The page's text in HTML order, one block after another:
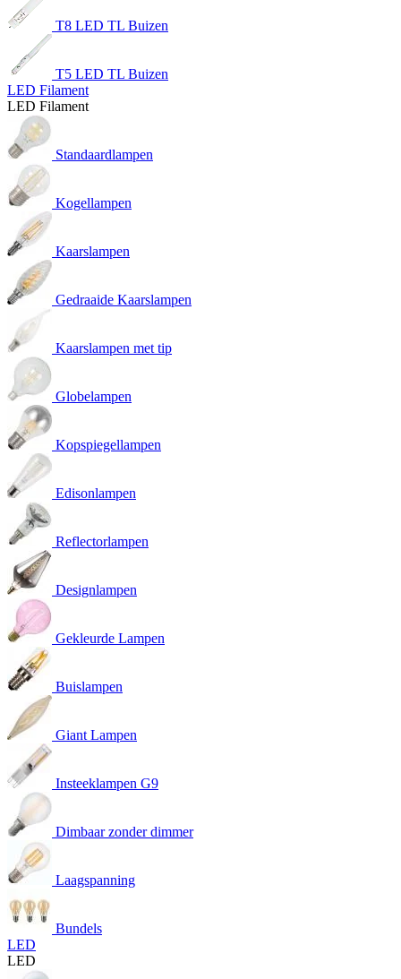
T8 LED TL Buizen
T5 LED TL Buizen
LED Filament
LED Filament
Standaardlampen
Kogellampen
Kaarslampen
Gedraaide Kaarslampen
Kaarslampen met tip
Globelampen
Kopspiegellampen
Edisonlampen
Reflectorlampen
Designlampen
Gekleurde Lampen
Buislampen
Giant Lampen
Insteeklampen G9
Dimbaar zonder dimmer
Laagspanning
Bundels
LED
LED